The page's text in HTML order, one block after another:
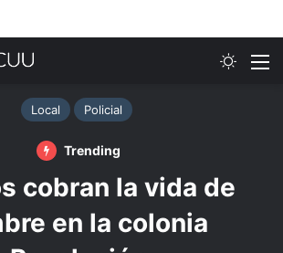
Local Policial
Trending
cobran la vida de
en la colonia